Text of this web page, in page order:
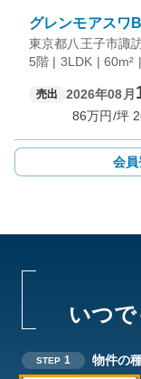
グレンモアスワ
東京都八王子市諏
5階 | 3LDK | 60m²
売出 2026年08月
86万円/坪
会
いつ
STEP 1 物件の